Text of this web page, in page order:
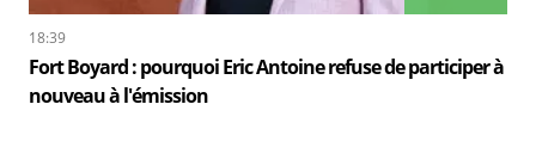
18:39
Fort Boyard : pourquoi Eric Antoine refuse de participer à
nouveau à l'émission